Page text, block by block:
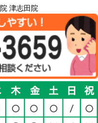
津志田院